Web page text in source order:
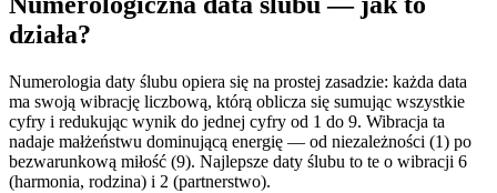
działa?
Numerologia daty ślubu opiera się na prostej zasadzie: każda data
ma swoją wibrację liczbową, którą oblicza się sumując wszystkie
cyfry i redukując wynik do jednej cyfry od 1 do 9. Wibracja ta
nadaje małżeństwu dominującą energię — od niezależności (1) po
bezwarunkową miłość (9). Najlepsze daty ślubu to te o wibracji 6
(harmonia, rodzina) i 2 (partnerstwo).